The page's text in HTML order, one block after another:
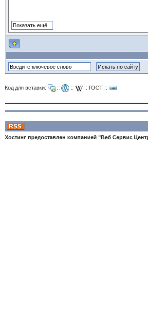
Код для вставки: :: :: :: ГОСТ::
Хостинг предоставлен компанией "Веб Сервис